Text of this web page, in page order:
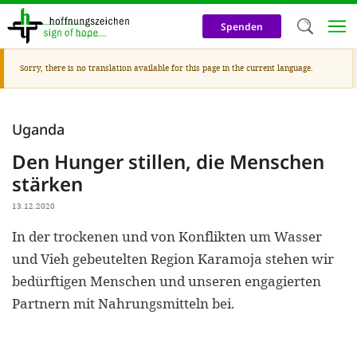
Skip
content
Spenden
Warning
message
Sorry, there is no translation available for this page in the current language.
Uganda
Den Hunger stillen, die Menschen
stärken
13.12.2020
In der trockenen und von Konflikten um Wasser
und Vieh gebeutelten Region Karamoja stehen wir
bedürftigen Menschen und unseren engagierten
Partnern mit Nahrungsmitteln bei.
cookies
and
purposes.